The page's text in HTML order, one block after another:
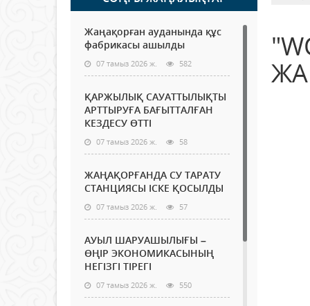
Жаңақорған ауданында құс
фабрикасы ашылды
07 тамыз 2026 ж. 582
ҚАРЖЫЛЫҚ САУАТТЫЛЫҚТЫ
АРТТЫРУҒА БАҒЫТТАЛҒАН
КЕЗДЕСУ ӨТТІ
07 тамыз 2026 ж. 58
ЖАҢАҚОРҒАНДА СУ ТАРАТУ
СТАНЦИЯСЫ ІСКЕ ҚОСЫЛДЫ
07 тамыз 2026 ж. 57
АУЫЛ ШАРУАШЫЛЫҒЫ –
ӨҢІР ЭКОНОМИКАСЫНЫҢ
НЕГІЗГІ ТІРЕГІ
07 тамыз 2026 ж. 550